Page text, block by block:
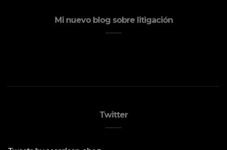
Mi nuevo blog sobre litigación
Twitter